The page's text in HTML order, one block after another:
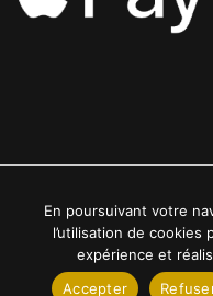
2022 ©
En poursuivant votre
l’utilisation de
expérience et
Accepter